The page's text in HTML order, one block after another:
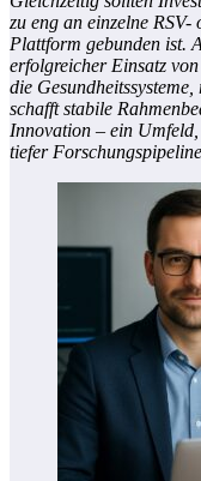
zu eng an einzelne
Plattform gebunden ist.
erfolgreicher Einsatz
die
schafft stabile
Innovation – ein
tiefer